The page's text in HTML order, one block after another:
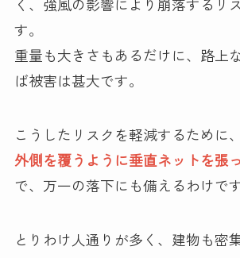
く、強風の影響により崩落するリ
す。
重量も大きさもあるだけに、路上
ば被害は甚大です。
こうしたリスクを軽減するために、
外側を覆うように垂直ネットを張
で、万一の落下にも備えるわけです
とりわけ人通りが多く、建物も密